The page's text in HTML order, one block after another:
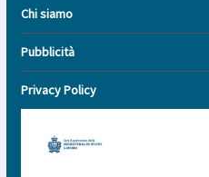
Chi siamo
Pubblicità
Privacy Policy